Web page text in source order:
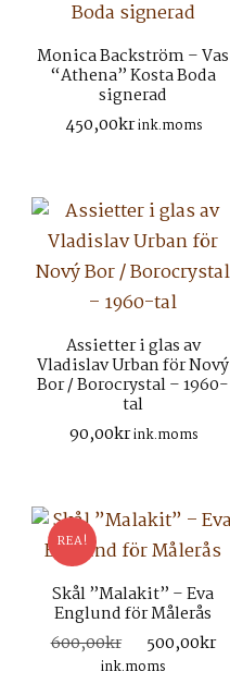
Monica Backström – Vas
“Athena” Kosta Boda
signerad
450,00krink.moms
Assietter i glas av
Vladislav Urban för Nový
Bor / Borocrystal – 1960-
tal
90,00krink.moms
REA!
Skål ”Malakit” – Eva
Englund för Målerås
600,00kr
Det
ursprungliga
500,00kr
ink.moms